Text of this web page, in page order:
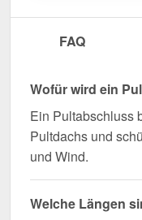
FAQ
Wofür wird ein
Ein Pultabschluss
Pultdachs und
und Wind.
Welche Längen